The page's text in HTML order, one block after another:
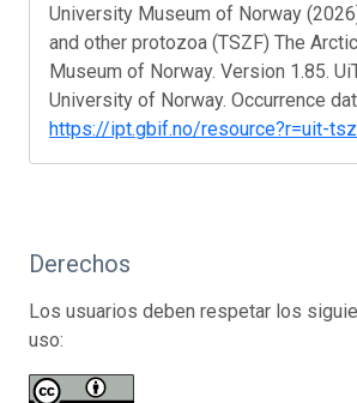
University Museum of Norway
and other protozoa (TSZF) The
Museum of Norway. Version 1.85.
University of Norway. Occurrence
https://ipt.gbif.no/resource?r=uit-
Derechos
Los usuarios deben respetar los
uso: